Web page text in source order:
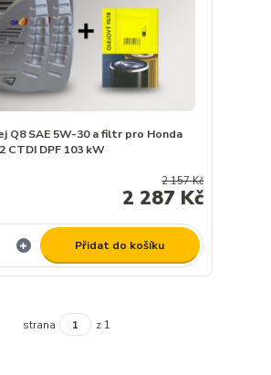
Q8 SAE 5W-30 a filtr pro Honda
CTDI DPF 103 kW
2 157 Kč
2 287 Kč
Přidat do košíku
strana z 1